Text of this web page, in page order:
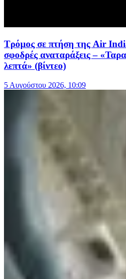
Τρόμος σε πτήση της Air
σφοδρές αναταράξεις –
λεπτά» (βίντεο)
5 Αυγούστου 2026, 10:09